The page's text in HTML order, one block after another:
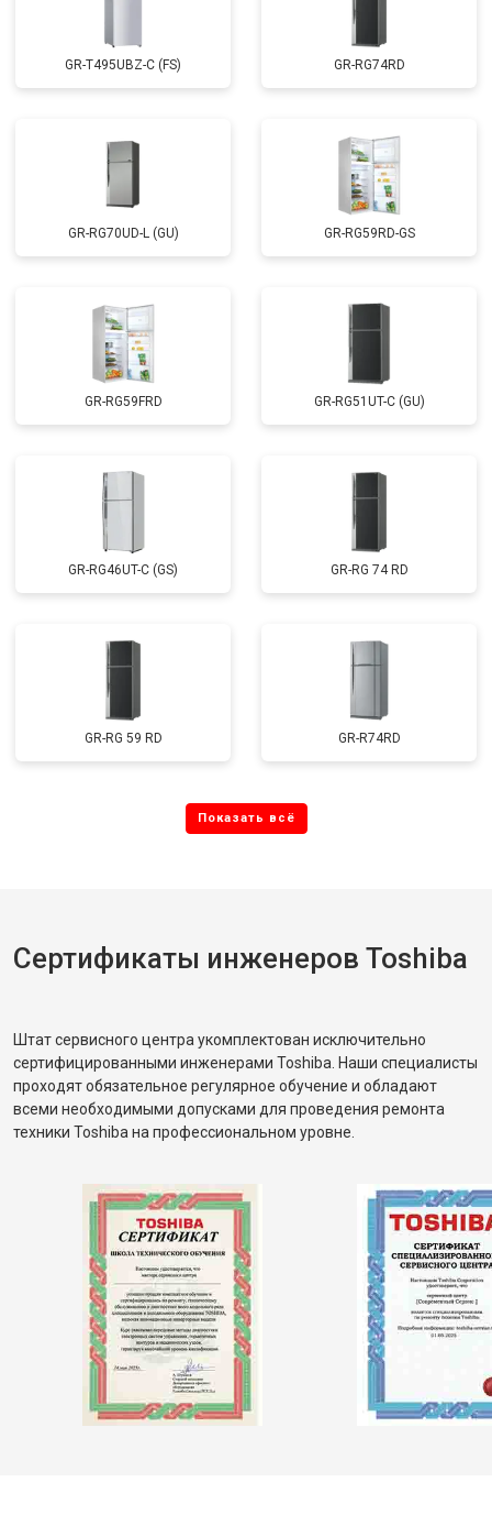
GR-T495UBZ-C (FS) GR-RG74RD
GR-RG70UD-L (GU) GR-RG59RD-GS
GR-RG59FRD GR-RG51UT-C (GU)
GR-RG46UT-C (GS) GR-RG 74 RD
GR-RG 59 RD GR-R74RD
Сертификаты инженеров Toshiba
Штат сервисного центра укомплектован исключительно
сертифицированными инженерами Toshiba. Наши специалисты
проходят обязательное регулярное обучение и обладают
всеми необходимыми допусками для проведения ремонта
техники Toshiba на профессиональном уровне.